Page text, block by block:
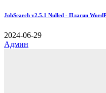
JobSearch v2.5.1 Nulled - Плагин
2024-06-29
Админ